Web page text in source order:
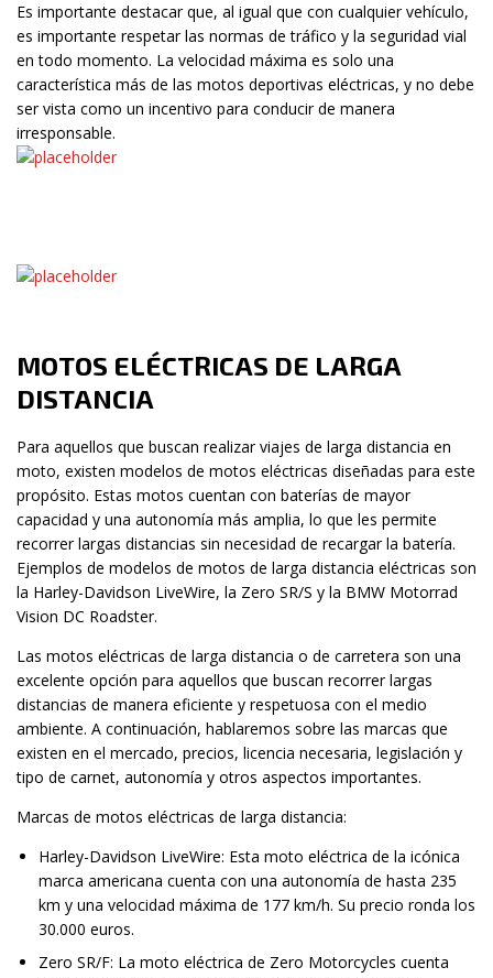
Es importante destacar que, al igual que con cualquier vehículo,
es importante respetar las normas de tráfico y la seguridad vial
en todo momento. La velocidad máxima es solo una
característica más de las motos deportivas eléctricas, y no debe
ser vista como un incentivo para conducir de manera
irresponsable.
MOTOS ELÉCTRICAS DE LARGA
DISTANCIA
Para aquellos que buscan realizar viajes de larga distancia en
moto, existen modelos de motos eléctricas diseñadas para este
propósito. Estas motos cuentan con baterías de mayor
capacidad y una autonomía más amplia, lo que les permite
recorrer largas distancias sin necesidad de recargar la batería.
Ejemplos de modelos de motos de larga distancia eléctricas son
la Harley-Davidson LiveWire, la Zero SR/S y la BMW Motorrad
Vision DC Roadster.
Las motos eléctricas de larga distancia o de carretera son una
excelente opción para aquellos que buscan recorrer largas
distancias de manera eficiente y respetuosa con el medio
ambiente. A continuación, hablaremos sobre las marcas que
existen en el mercado, precios, licencia necesaria, legislación y
tipo de carnet, autonomía y otros aspectos importantes.
Marcas de motos eléctricas de larga distancia:
Harley-Davidson LiveWire: Esta moto eléctrica de la icónica
marca americana cuenta con una autonomía de hasta 235
km y una velocidad máxima de 177 km/h. Su precio ronda los
30.000 euros.
Zero SR/F: La moto eléctrica de Zero Motorcycles cuenta